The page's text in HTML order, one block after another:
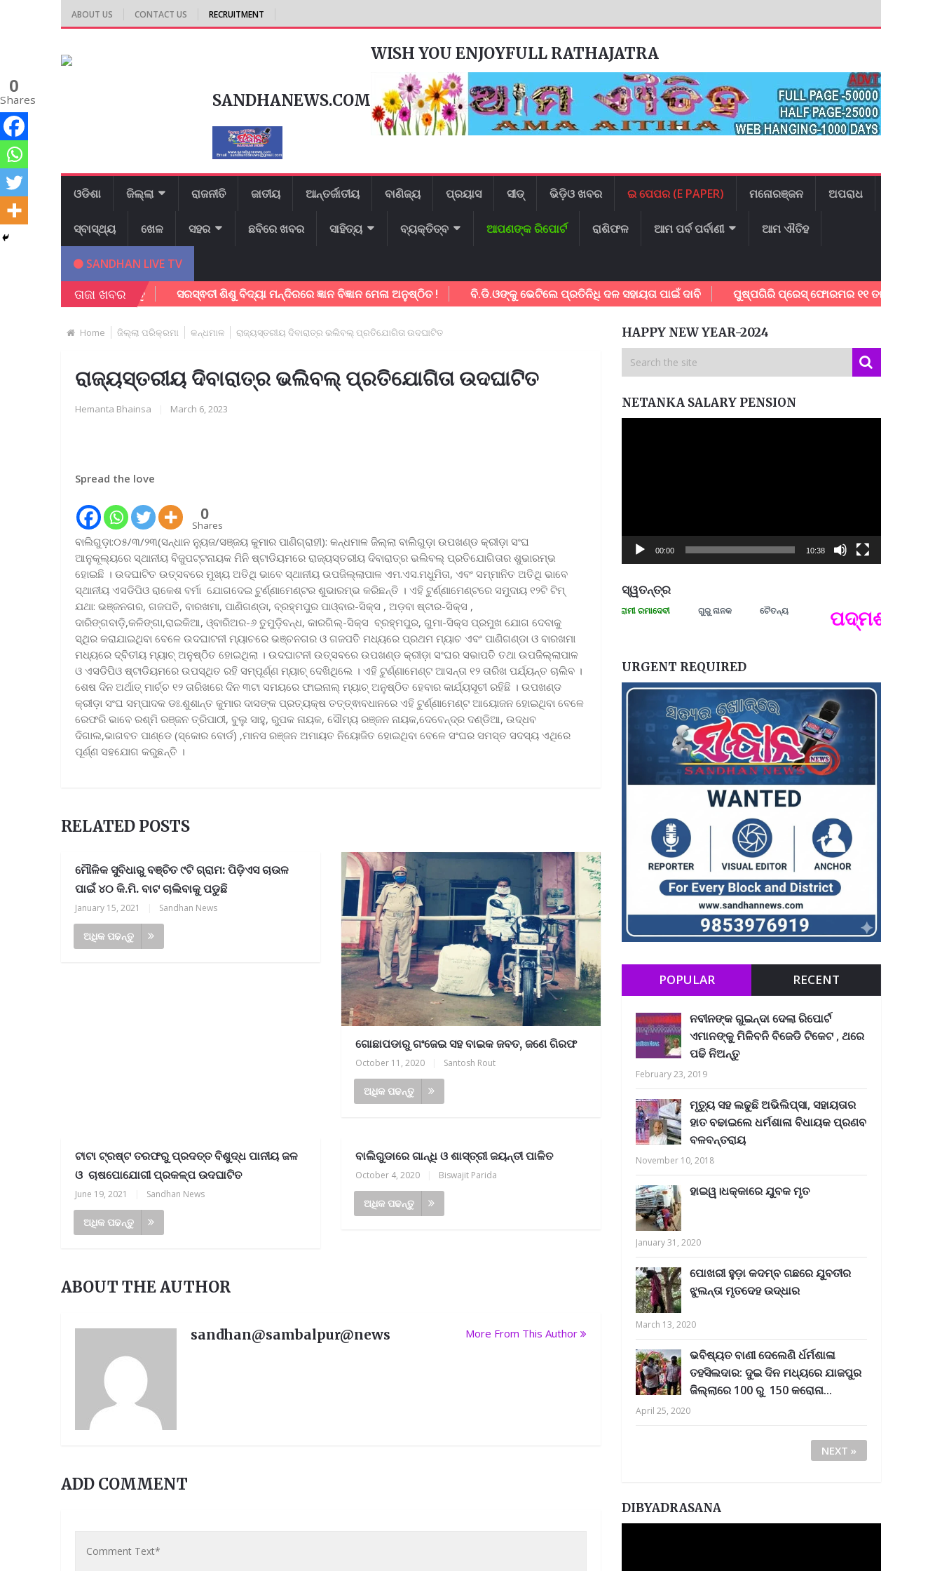
ABOUT US CONTACT US RECRUITMENT
WISH YOU ENJOYFULL RATHAJATRA
SANDHANEWS.COM
ଓଡିଶା ଜିଲ୍ଲା ରାଜନୀତି ଜାତୀୟ ଆନ୍ତର୍ଜାତୀୟ ବାଣିଜ୍ୟ ପ୍ରୟାସ ସୀଡ୍ ଭିଡ଼ିଓ ଖବର ଇ ପେପର (E PAPER) ମନୋରଞ୍ଜନ ଅପରାଧ
ସ୍ବାସ୍ଥ୍ୟ ଖେଳ ସହର ଛବିରେ ଖବର ସାହିତ୍ୟ ବ୍ୟକ୍ତିତ୍ବ ଆପଣଙ୍କ ରିପୋର୍ଟ ରାଶିଫଳ ଆମ ପର୍ବ ପର୍ବାଣୀ ଆମ ଐତିହ
SANDHAN LIVE TV
ତାଜା ଖବର
ଡାଉନ ଲୋଡ କରନ୍ତୁ ସରସ୍ଵତୀ ଶିଶୁ ବିଦ୍ୟା ମନ୍ଦିରରେ ଜ୍ଞାନ ବିଜ୍ଞାନ ମେଳା ଅନୁଷ୍ଠିତ ! ବି.ଡି.ଓଙ୍କୁ ଭେଟିଲେ ପ୍ରତିନିଧି ଦଳ ସହାୟତା ପାଇଁ ଦାବି ପୁଷ୍ପଗିରି ପ୍ରେସ୍ ଫୋରମର ୧୧ ତମ ବାର୍ଷିକ ଉତ୍ସବ
Home ଜିଲ୍ଲା ପରିକ୍ରମା କନ୍ଧମାଳ ରାଜ୍ୟସ୍ତରୀୟ ଦିବାରାତ୍ର ଭଲିବଲ୍ ପ୍ରତିଯୋଗିତା ଉଦଘାଟିତ
ରାଜ୍ୟସ୍ତରୀୟ ଦିବାରାତ୍ର ଭଲିବଲ୍ ପ୍ରତିଯୋଗିତା ଉଦଘାଟିତ
Hemanta Bhainsa March 6, 2023
Spread the love
0
Shares
ବାଲିଗୁଡ଼ା:୦୫/୩/୨୩(ସନ୍ଧାନ ନ୍ୟୁଜ/ସଞ୍ଜୟ କୁମାର ପାଣିଗ୍ରାହୀ): କନ୍ଧମାଳ ଜିଲ୍ଲା ବାଲିଗୁଡ଼ା ଉପଖଣ୍ଡ କ୍ରୀଡ଼ା ସଂଘ
ଆନୁକୂଲ୍ୟରେ ସ୍ଥାନୀୟ ବିଜୁପଟ୍ଟନାୟକ ମିନି ଷ୍ଟାଡିୟମରେ ରାଜ୍ୟସ୍ତରୀୟ ଦିବାରାତ୍ର ଭଲିବଲ୍ ପ୍ରତିଯୋଗିତାର ଶୁଭାରମ୍ଭ
ହୋଇଛି । ଉଦଘାଟିତ ଉତ୍ସବରେ ମୁଖ୍ୟ ଅତିଥି ଭାବେ ସ୍ଥାନୀୟ ଉପଜିଲ୍ଲାପାଳ ଏମ.ଏସ.ମଧୁମିତା, ଏବଂ ସମ୍ମାନିତ ଅତିଥି ଭାବେ
ସ୍ଥାନୀୟ ଏସଡିପିଓ ରାକେଶ ବର୍ମା ଯୋଗଦେଇ ଟୁର୍ଣ୍ଣାମେଣ୍ଟର ଶୁଭାରମ୍ଭ କରିଛନ୍ତି । ଏହି ଟୁର୍ଣ୍ଣାମେଣ୍ଟରେ ସମୁଦାୟ ୧୨ଟି ଟିମ୍
ଯଥା: ଭଞ୍ଜନଗର, ଗଜପତି, ବାରଖମା, ପାଣିଗଣ୍ଡା, ବ୍ରହ୍ମପୁର ପାଓ୍ବାର-ସିକ୍ସ , ଅଡ଼ବା ଷ୍ଟାର-ସିକ୍ସ ,
ଦାରିଙ୍ଗବାଡ଼ି,କଳିଙ୍ଗା,ରାଇକିଆ, ଓ୍ବାରିଅର-୬ ତୁମୁଡ଼ିବନ୍ଧ, କାରଗିଲ୍-ସିକ୍ସ ବ୍ରହ୍ମପୁର, ଗୁମା-ସିକ୍ସ ପ୍ରମୁଖ ଯୋଗ ଦେବାକୁ
ସ୍ଥିର କରାଯାଇଥିବା ବେଳେ ଉଦଘାଟନୀ ମ୍ୟାଚରେ ଭଞ୍ଚନଗର ଓ ଗଜପତି ମଧ୍ୟରେ ପ୍ରଥମ ମ୍ୟାଚ ଏବଂ ପାଣିଗଣ୍ଡା ଓ ବାରଖମା
ମଧ୍ୟରେ ଦ୍ବିତୀୟ ମ୍ୟାଚ୍ ଅନୁଷ୍ଠିତ ହୋଇଥିଲା । ଉଦଘାଟନୀ ଉତ୍ସବରେ ଉପଖଣ୍ଡ କ୍ରୀଡ଼ା ସଂଘର ସଭାପତି ତଥା ଉପଜିଲ୍ଲାପାଳ
ଓ ଏସଡିପିଓ ଷ୍ଟାଡିୟମରେ ଉପସ୍ଥିତ ରହି ସମ୍ପୂର୍ଣ୍ଣ ମ୍ୟାଚ୍ ଦେଖିଥିଲେ । ଏହି ଟୁର୍ଣ୍ଣାମେଣ୍ଟ ଆସନ୍ତା ୧୨ ତାରିଖ ପର୍ଯ୍ୟନ୍ତ ଚାଲିବ ।
ଶେଷ ଦିନ ଅର୍ଥାତ୍ ମାର୍ଚ୍ଚ ୧୨ ତାରିଖରେ ଦିନ ୩ଟା ସମୟରେ ଫାଇନାଲ୍ ମ୍ୟାଚ୍ ଅନୁଷ୍ଠିତ ହେବାର କାର୍ଯ୍ୟସୂଚୀ ରହିଛି । ଉପଖଣ୍ଡ
କ୍ରୀଡ଼ା ସଂଘ ସମ୍ପାଦକ ଡଃ.ଶୁଶାନ୍ତ କୁମାର ଦାସଙ୍କ ପ୍ରତ୍ୟକ୍ଷ ତତ୍ତ୍ଵାବଧାନରେ ଏହି ଟୁର୍ଣ୍ଣାମେଣ୍ଟ ଆୟୋଜନ ହୋଇଥିବା ବେଳେ
ରେଫରି ଭାବେ ରଶ୍ମି ରଞ୍ଜନ ତ୍ରିପାଠୀ, ବୁଲୁ ସାହୁ, ରୁପକ ନାୟକ, ସୌମ୍ୟ ରଞ୍ଜନ ନାୟକ,ଦେବେନ୍ଦ୍ର ଦଣ୍ଡିଆ, ଉଦ୍ଧବ
ଦିଗାଲ,ଭାଗବତ ପାଣ୍ଡେ (ସ୍କୋର ବୋର୍ଡ) ,ମାନସ ରଞ୍ଜନ ଅମାୟତ ନିୟୋଜିତ ହୋଇଥିବା ବେଳେ ସଂଘର ସମସ୍ତ ସଦସ୍ୟ ଏଥିରେ
ପୂର୍ଣ୍ଣ ସହଯୋଗ କରୁଛନ୍ତି ।
0
Shares
RELATED POSTS
ମୌଳିକ ସୁବିଧାରୁ ବଞ୍ଚିତ ୯ଟି ଗ୍ରାମ: ପିଡ଼ିଏସ ଚାଉଳ
ପାଇଁ ୪୦ କି.ମି. ବାଟ ଚାଲିବାକୁ ପଡୁଛି
January 15, 2021 Sandhan News
ଅଧିକ ପଢନ୍ତୁ
ଗୋଛାପଡାରୁ ଗଂଜେଇ ସହ ବାଇକ ଜବତ, ଜଣେ ଗିରଫ
October 11, 2020 Santosh Rout
ଅଧିକ ପଢନ୍ତୁ
ଟାଟା ଟ୍ରଷ୍ଟ ତରଫରୁ ପ୍ରଦତ୍ତ ବିଶୁଦ୍ଧ ପାନୀୟ ଜଳ
ଓ ଚାଷପୋଯୋଗୀ ପ୍ରକଳ୍ପ ଉଦଘାଟିତ
June 19, 2021 Sandhan News
ଅଧିକ ପଢନ୍ତୁ
ବାଲିଗୁଡାରେ ଗାନ୍ଧି ଓ ଶାସ୍ତ୍ରୀ ଜୟନ୍ତୀ ପାଳିତ
October 4, 2020 Biswajit Parida
ଅଧିକ ପଢନ୍ତୁ
ABOUT THE AUTHOR
sandhan@sambalpur@news More From This Author
ADD COMMENT
HAPPY NEW YEAR-2024
NETANKA SALARY PENSION
00:00 10:38
ସ୍ୱତନ୍ତ୍ର
ମନେ ପଡନ୍ତି: ସ୍ୱାଧୀନତା ସଂଗ୍ରାମୀ ରମାଦେବୀ ଗୁରୁ ନାନକ ଚୈତନ୍ୟ ପଦ୍ମଶ୍ରୀ
URGENT REQUIRED
POPULAR RECENT
ନବୀନଙ୍କ ଗୁଇନ୍ଦା ଦେଲା ରିପୋର୍ଟ
ଏମାନଙ୍କୁ ମିଳିବନି ବିଜେଡି ଟିକେଟ , ଥରେ
ପଢି ନିଅନ୍ତୁ
February 23, 2019
ମୃତ୍ୟୁ ସହ ଲଢୁଛି ଅଭିଲିପ୍ସା, ସହାୟତାର
ହାତ ବଢାଇଲେ ଧର୍ମଶାଳା ବିଧାୟକ ପ୍ରଣବ
ବଳବନ୍ତରାୟ
November 10, 2018
ହାଇୱ।ଧକ୍କାରେ ଯୁବକ ମୃତ
January 31, 2020
ପୋଖରୀ ହୁଡ଼ା କଦମ୍ବ ଗଛରେ ଯୁବତୀର
ଝୁଲନ୍ତା ମୃତଦେହ ଉଦ୍ଧାର
March 13, 2020
ଭବିଷ୍ୟତ ବାଣୀ ଦେଲେଣି ର୍ଧର୍ମଶାଳା
ତହସିଲଦାର: ଦୁଇ ଦିନ ମଧ୍ୟରେ ଯାଜପୁର
ଜିଲ୍ଲାରେ 100 ରୁ 150 କରୋନା...
April 25, 2020
NEXT »
DIBYADRASANA